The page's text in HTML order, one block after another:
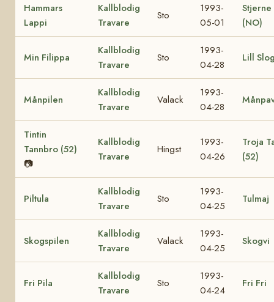
Hammars
Lappi
Kallblodig
Travare
Sto
1993-
05-01
(NO)
Min Filippa
Kallblodig
Travare
Sto
1993-
04-28
Lill
Månpilen
Kallblodig
Travare
Valack
1993-
04-28
Tintin
Tannbro (52)
📷
Kallblodig
Travare
Hingst
1993-
04-26
Troja
(52)
Piltula
Kallblodig
Travare
Sto
1993-
04-25
Tulmaj
Skogspilen
Kallblodig
Travare
Valack
1993-
04-25
Skogvi
Fri Pila
Kallblodig
Travare
Sto
1993-
04-24
Fri Fri